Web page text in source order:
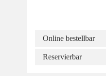
Online bestellbar
Reservierbar